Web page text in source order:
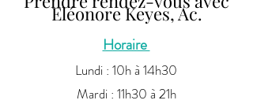
Eléonore Keyes, Ac.
Horaire
Lundi : 10h à 14h30
Mardi : 11h30 à 21h